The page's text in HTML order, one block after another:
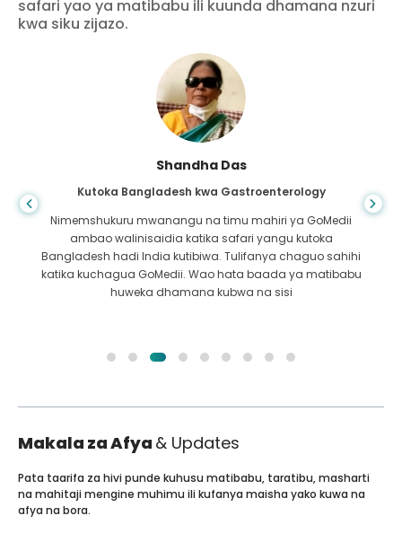
safari yao ya matibabu ili kuunda dhamana nzuri
kwa siku zijazo.
Shandha Das
Kutoka Bangladesh kwa Gastroenterology
Nimemshukuru mwanangu na timu mahiri ya GoMedii
ambao walinisaidia katika safari yangu kutoka
Bangladesh hadi India kutibiwa. Tulifanya chaguo sahihi
katika kuchagua GoMedii. Wao hata baada ya matibabu
huweka dhamana kubwa na sisi
Makala za Afya & Updates
Pata taarifa za hivi punde kuhusu matibabu, taratibu, masharti
na mahitaji mengine muhimu ili kufanya maisha yako kuwa na
afya na bora.